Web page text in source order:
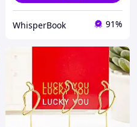
WhisperBook 91%